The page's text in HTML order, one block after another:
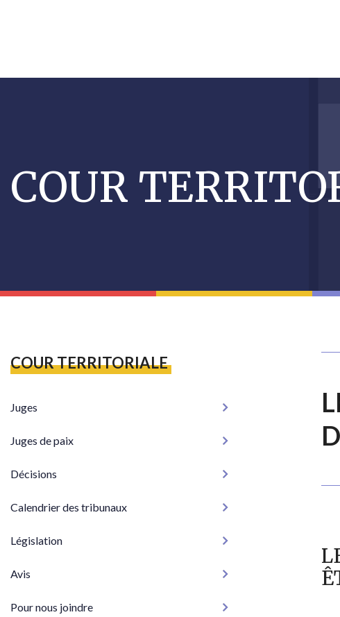
COUR
COUR TERRITORIALE
Juges
Juges de paix
Décisions
Calendrier des tribunaux
Législation
Avis
Pour nous joindre